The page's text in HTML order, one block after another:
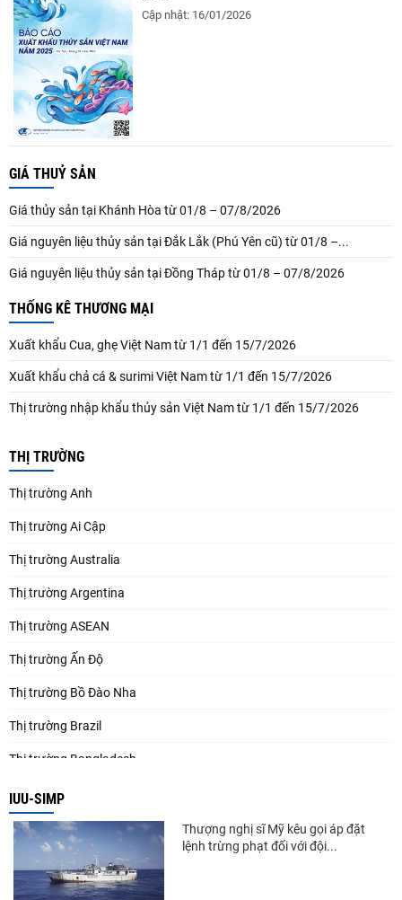
Cập nhật: 16/01/2026
GIÁ THUỶ SẢN
Giá thủy sản tại Khánh Hòa từ 01/8 – 07/8/2026
Giá nguyên liệu thủy sản tại Đắk Lắk (Phú Yên cũ) từ 01/8 –...
Giá nguyên liệu thủy sản tại Đồng Tháp từ 01/8 – 07/8/2026
THỐNG KÊ THƯƠNG MẠI
Xuất khẩu Cua, ghẹ Việt Nam từ 1/1 đến 15/7/2026
Xuất khẩu chả cá & surimi Việt Nam từ 1/1 đến 15/7/2026
Thị trường nhập khẩu thủy sản Việt Nam từ 1/1 đến 15/7/2026
THỊ TRƯỜNG
Thị trường Anh
Thị trường Ai Cập
Thị trường Australia
Thị trường Argentina
Thị trường ASEAN
Thị trường Ấn Độ
Thị trường Bồ Đào Nha
Thị trường Brazil
Thị trường Bangladesh
Thị trường Chile
Thị trường Canada
Thị trường Ecuador
Thị trường EU
IUU-SIMP
Thượng nghị sĩ Mỹ kêu gọi áp đặt
lệnh trừng phạt đối với đội...